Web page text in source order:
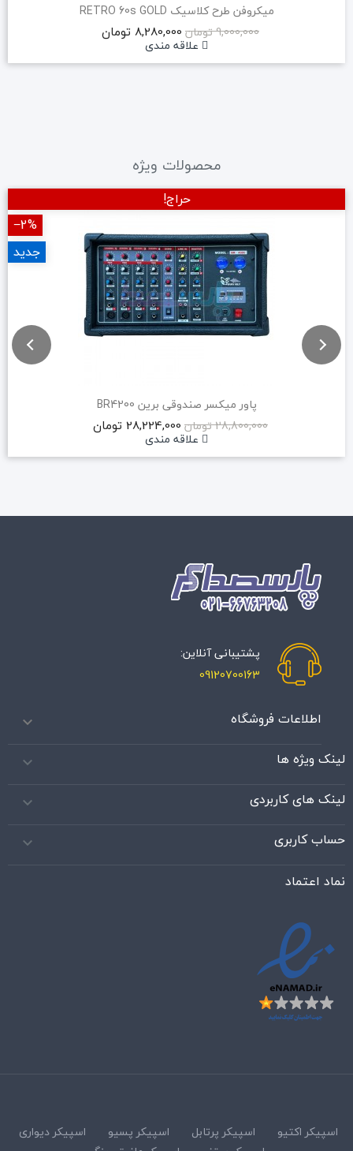
میکروفن طرح کلاسیک RETRO 60s GOLD
9,000,000 تومان
8,280,000 تومان
علاقه مندی
محصولات ویژه
پاور میکسر صندوقی برین BR4200
28,800,000 تومان
28,224,000 تومان
علاقه مندی
حراج!
‎−2%
جدید
پشتیبانی آنلاین:
09120700163
اطلاعات فروشگاه 
لینک ویژه ها 
لینک های کاربردی 
حساب کاربری 
نماد اعتماد
اسپیکر اکتیو اسپیکر پرتابل اسپیکر پسیو
اسپیکر دیواری